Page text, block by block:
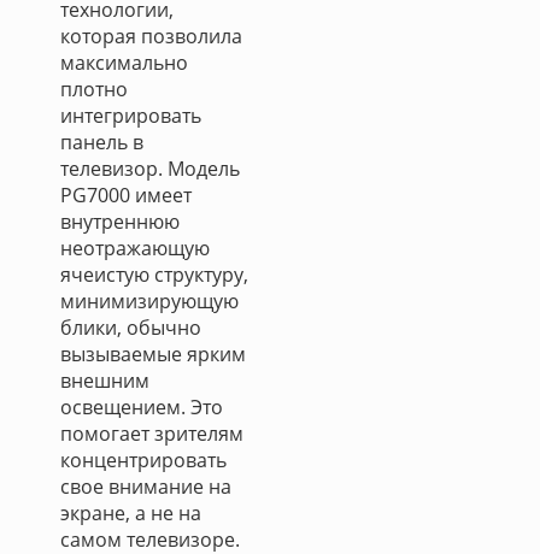
технологии,
которая позволила
максимально
плотно
интегрировать
панель в
телевизор. Модель
PG7000 имеет
внутреннюю
неотражающую
ячеистую структуру,
минимизирующую
блики, обычно
вызываемые ярким
внешним
освещением. Это
помогает зрителям
концентрировать
свое внимание на
экране, а не на
самом телевизоре.